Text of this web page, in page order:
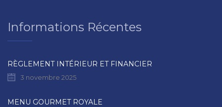
Informations Récentes
RÈGLEMENT INTÉRIEUR ET FINANCIER
3 novembre 2025
MENU GOURMET ROYALE